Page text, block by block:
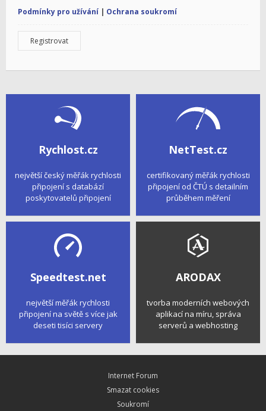
Podmínky pro užívání | Ochrana soukromí
Registrovat
Rychlost.cz
největší český měřák rychlosti
připojení s databází
poskytovatelů připojení
NetTest.cz
certifikovaný měřák rychlosti
připojení od ČTÚ s detailním
průběhem měření
Speedtest.net
největší měřák rychlosti
připojení na světě s více jak
deseti tisíci servery
ARODAX
tvorba moderních webových
aplikací na míru, správa
serverů a webhosting
Internet Forum
Smazat cookies
Soukromí